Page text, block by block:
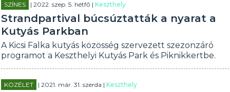
SZÍNES | 2022. szep. 5. hétfő |Keszthely
Strandpartival búcsúztatták a nyarat a
Kutyás Parkban
A Kicsi Falka kutyás közösség szervezett szezonzáró
programot a Keszthelyi Kutyás Park és Piknikkertbe.
KÖZÉLET | 2021. már. 31. szerda |Keszthely